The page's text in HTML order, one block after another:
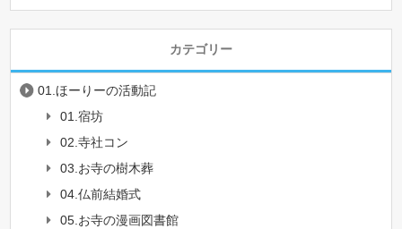
カテゴリー
01.ほーりーの活動記
01.宿坊
02.寺社コン
03.お寺の樹木葬
04.仏前結婚式
05.お寺の漫画図書館